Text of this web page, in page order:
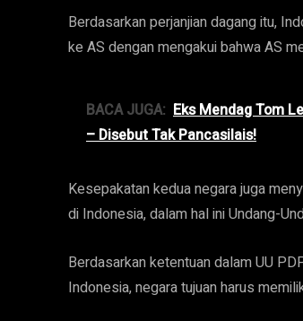
Berdasarkan perjanjian dagang itu,
ke AS dengan mengakui bahwa AS
BACA JUGA: Eks Mendag Tom
– Disebut Tak Pancasilais!
Kesepakatan kedua negara juga
di Indonesia, dalam hal ini Undang-
Berdasarkan ketentuan dalam UU
Indonesia, negara tujuan harus